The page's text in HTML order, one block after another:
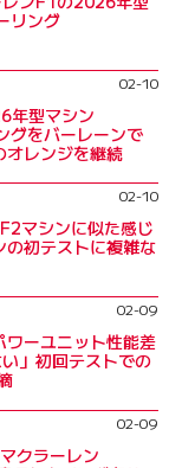
リング
02-10
年型マシン
グをバーレーンで
オレンジを継続
02-10
マシンに似た感じ
初テストに複雑な
02-09
ーユニット性能差
」初回テストでの
02-09
クラーレン